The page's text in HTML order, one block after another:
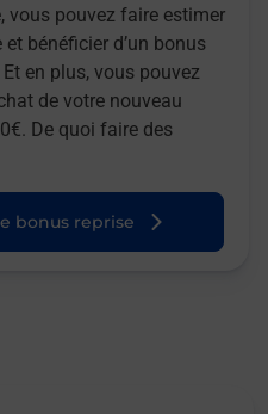
vous pouvez faire estimer
bénéficier d’un bonus
en plus, vous pouvez
de votre nouveau
De quoi faire des
bonus reprise